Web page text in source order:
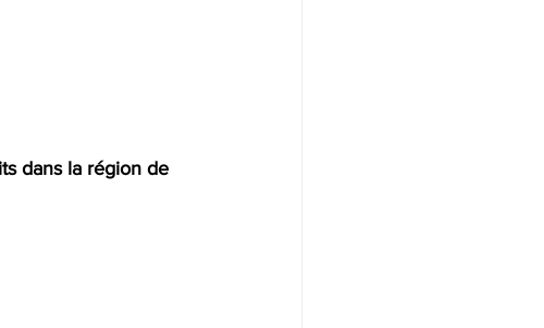
dans la région de